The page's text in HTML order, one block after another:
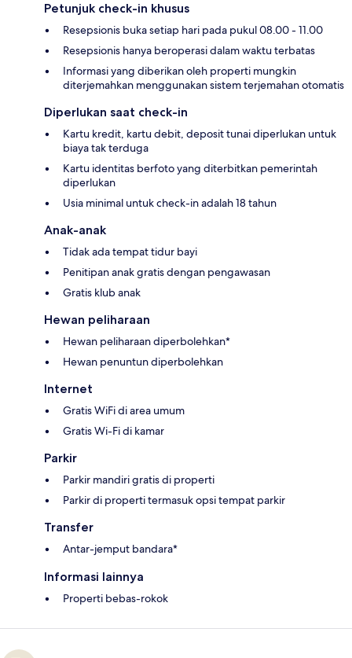
Petunjuk check-in khusus
Resepsionis buka setiap hari pada pukul 08.00 - 11.00
Resepsionis hanya beroperasi dalam waktu terbatas
Informasi yang diberikan oleh properti mungkin
diterjemahkan menggunakan sistem terjemahan otomatis
Diperlukan saat check-in
Kartu kredit, kartu debit, deposit tunai diperlukan untuk
biaya tak terduga
Kartu identitas berfoto yang diterbitkan pemerintah
diperlukan
Usia minimal untuk check-in adalah 18 tahun
Anak-anak
Tidak ada tempat tidur bayi
Penitipan anak gratis dengan pengawasan
Gratis klub anak
Hewan peliharaan
Hewan peliharaan diperbolehkan*
Hewan penuntun diperbolehkan
Internet
Gratis WiFi di area umum
Gratis Wi-Fi di kamar
Parkir
Parkir mandiri gratis di properti
Parkir di properti termasuk opsi tempat parkir
Transfer
Antar-jemput bandara*
Informasi lainnya
Properti bebas-rokok